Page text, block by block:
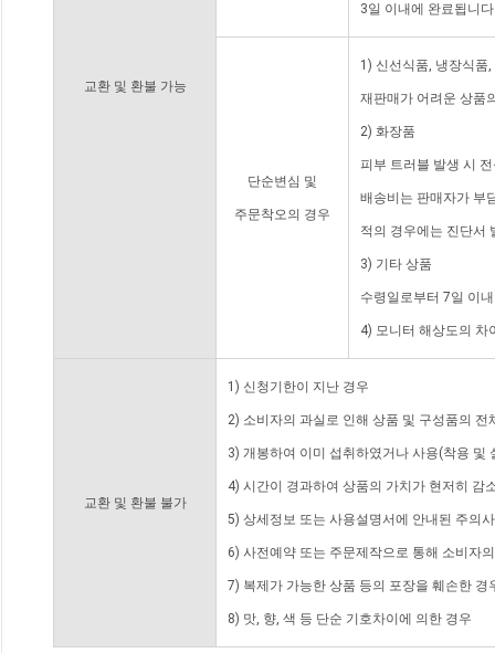
교환 및 환불 가능
3일 이내에 완료됩니
단순변심 및
주문착오의 경우
1) 신선식품, 냉장식품
재판매가 어려운 상품
2) 화장품
피부 트러블 발생 시
배송비는 판매자가 부
적의 경우에는 진단서
3) 기타 상품
수령일로부터 7일 이
4) 모니터 해상도의 차
교환 및 환불 불가
1) 신청기한이 지난 경우
2) 소비자의 과실로 인해 상품 및 구성품의
3) 개봉하여 이미 섭취하였거나 사용(착용 및
4) 시간이 경과하여 상품의 가치가 현저히 감
5) 상세정보 또는 사용설명서에 안내된 주의
6) 사전예약 또는 주문제작으로 통해 소비자
7) 복제가 가능한 상품 등의 포장을 훼손한 경
8) 맛, 향, 색 등 단순 기호차이에 의한 경우